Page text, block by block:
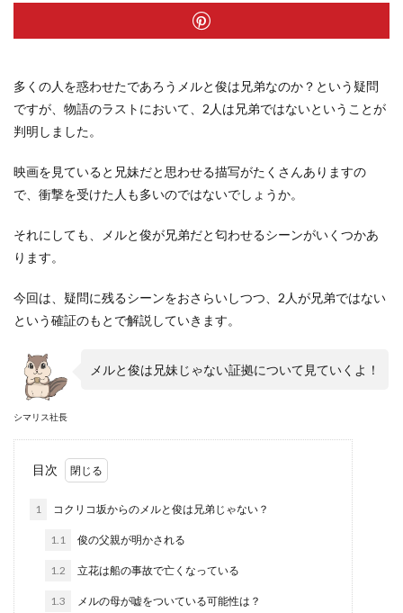
多くの人を惑わせたであろうメルと俊は兄弟なのか？という疑問
ですが、物語のラストにおいて、2人は兄弟ではないということが
判明しました。
映画を見ていると兄妹だと思わせる描写がたくさんありますの
で、衝撃を受けた人も多いのではないでしょうか。
それにしても、メルと俊が兄弟だと匂わせるシーンがいくつかあ
ります。
今回は、疑問に残るシーンをおさらいしつつ、2人が兄弟ではない
という確証のもとで解説していきます。
シマリス社長
メルと俊は兄妹じゃない証拠について見ていくよ！
目次
1 コクリコ坂からのメルと俊は兄弟じゃない？
1.1 俊の父親が明かされる
1.2 立花は船の事故で亡くなっている
1.3 メルの母が嘘をついている可能性は？